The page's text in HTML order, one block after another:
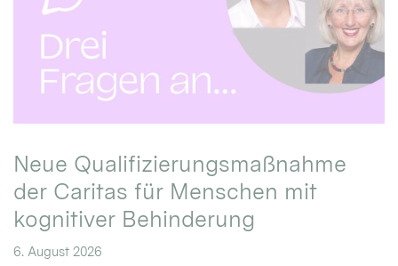
Neue Qualifizierungsmaßnahme
der Caritas für Menschen mit
kognitiver Behinderung
6. August 2026